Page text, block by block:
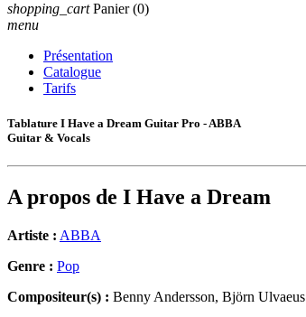
shopping_cart Panier (0)
menu
Présentation
Catalogue
Tarifs
Tablature I Have a Dream Guitar Pro - ABBA
Guitar & Vocals
A propos de I Have a Dream
Artiste : ABBA
Genre : Pop
Compositeur(s) : Benny Andersson, Björn Ulvaeus